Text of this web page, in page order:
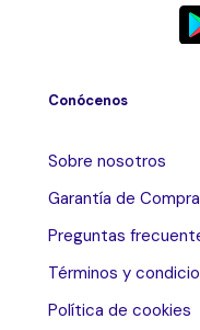
Conócenos
Sobre nosotros
Garantía de
Preguntas
Términos y
Política de cookies